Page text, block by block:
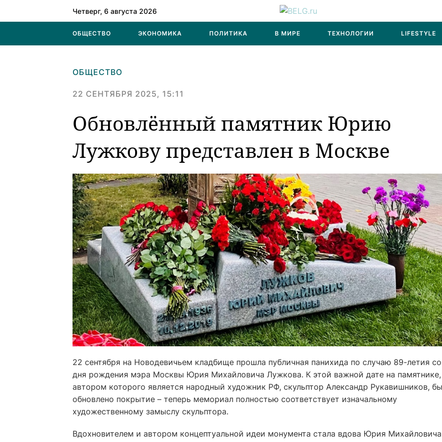
Четверг, 6 августа 2026
ОБЩЕСТВО ЭКОНОМИКА ПОЛИТИКА В МИРЕ ТЕХНОЛОГИИ LIFESTYLE
ОБЩЕСТВО
22 СЕНТЯБРЯ 2025, 15:11
Обновлённый памятник Юрию
Лужкову представлен в Москве
22 сентября на Новодевичьем кладбище прошла публичная панихида по случаю 89-летия со
дня рождения мэра Москвы Юрия Михайловича Лужкова. К этой важной дате на памятнике,
автором которого является народный художник РФ, скульптор Александр Рукавишников,
обновлено покрытие – теперь мемориал полностью соответствует изначальному
художественному замыслу скульптора.
Вдохновителем и автором концептуальной идеи монумента стала вдова Юрия Михайловича